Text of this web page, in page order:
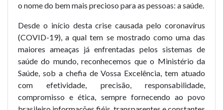
o nome do bem mais precioso para as pessoas: a saúde.
Desde o início desta crise causada pelo coronavírus
(COVID-19), a qual tem se mostrado como uma das
maiores ameaças já enfrentadas pelos sistemas de
saúde do mundo, reconhecemos que o Ministério da
Saúde, sob a chefia de Vossa Excelência, tem atuado
com efetividade, precisão, responsabilidade,
compromisso e ética, sempre fornecendo ao povo